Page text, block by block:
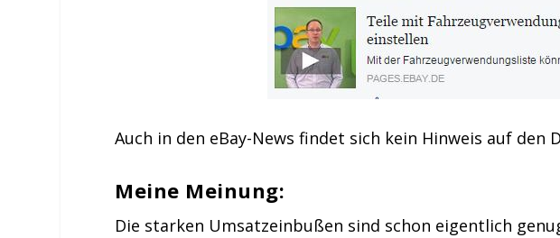
Auch in den eBay-News findet sich kein Hinweis auf den
Meine Meinung:
Die starken Umsatzeinbußen sind schon eigentlich